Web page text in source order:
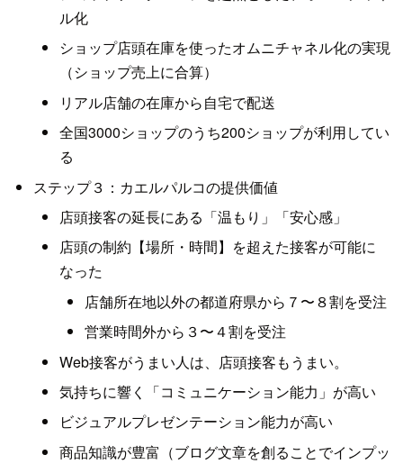
ル化
ショップ店頭在庫を使ったオムニチャネル化の実現
（ショップ売上に合算）
リアル店舗の在庫から自宅で配送
全国3000ショップのうち200ショップが利用してい
る
ステップ３：カエルパルコの提供価値
店頭接客の延長にある「温もり」「安心感」
店頭の制約【場所・時間】を超えた接客が可能に
なった
店舗所在地以外の都道府県から７〜８割を受注
営業時間外から３〜４割を受注
Web接客がうまい人は、店頭接客もうまい。
気持ちに響く「コミュニケーション能力」が高い
ビジュアルプレゼンテーション能力が高い
商品知識が豊富（ブログ文章を創ることでインプッ